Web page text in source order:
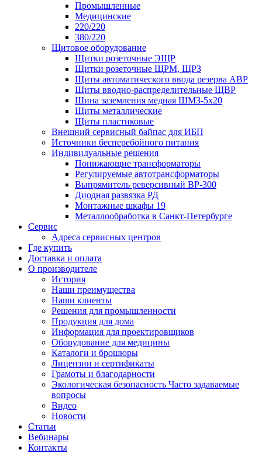
Промышленные
Медицинские
220/220
380/220
Щитовое оборудование
Щитки розеточные ЭЩР
Щитки розеточные ЩРМ, ЩРЗ
Щиты автоматического ввода резерва АВР
Щиты вводно-распределительные ЩВР
Шина заземления медная ШМЗ-5х20
Щиты металлические
Щиты пластиковые
Внешний сервисный байпас для ИБП
Источники бесперебойного питания
Индивидуальные решения
Понижающие трансформаторы
Регулируемые автотрансформаторы
Выпрямитель реверсивный ВР-300
Диодная развязка РД
Монтажные шкафы 19
Металлообработка в Санкт-Петербурге
Сервис
Адреса сервисных центров
Где купить
Доставка и оплата
О производителе
История
Наши преимущества
Наши клиенты
Решения для промышленности
Продукция для дома
Информация для проектировщиков
Оборудование для медицины
Каталоги и брошюры
Лицензии и сертификаты
Грамоты и благодарности
Экологическая безопасность Часто задаваемые
вопросы
Видео
Новости
Статьи
Вебинары
Контакты